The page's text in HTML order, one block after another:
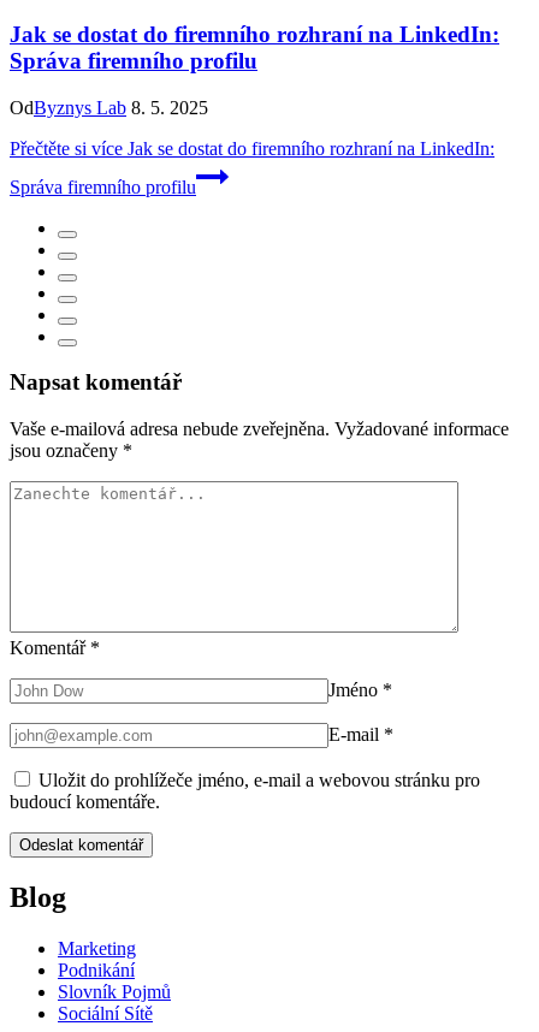
Jak se dostat do firemního rozhraní na LinkedIn:
Správa firemního profilu
OdByznys Lab 8. 5. 2025
Přečtěte si více Jak se dostat do firemního rozhraní na LinkedIn:
Správa firemního profilu
Napsat komentář
Vaše e-mailová adresa nebude zveřejněna. Vyžadované informace
jsou označeny *
Komentář *
Jméno *
E-mail *
Uložit do prohlížeče jméno, e-mail a webovou stránku pro
budoucí komentáře.
Blog
Marketing
Podnikání
Slovník Pojmů
Sociální Sítě